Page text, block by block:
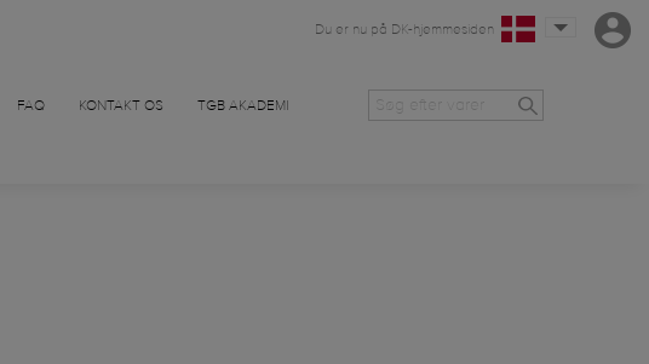
FAQ KONTAKT OS TGB AKADEMI
Du er nu på DK-hjemmesiden